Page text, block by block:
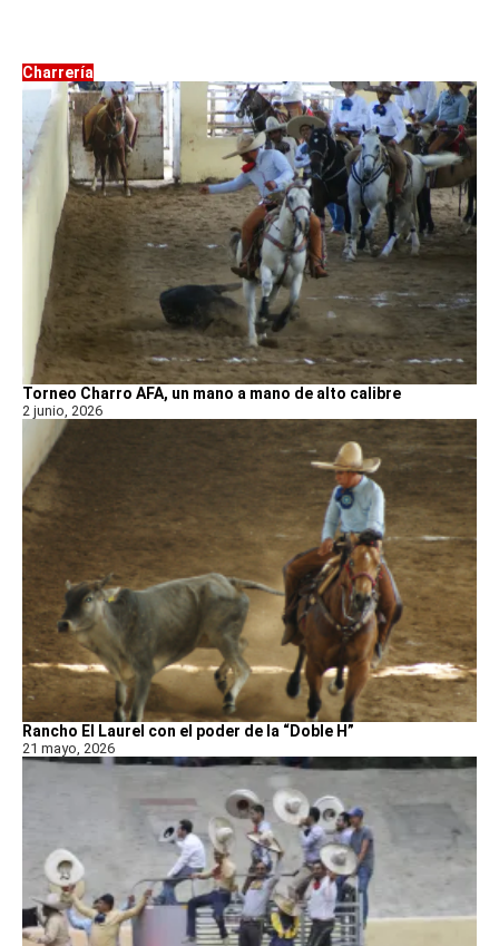
Charrería
Torneo Charro AFA, un mano a mano de alto calibre
2 junio, 2026
Rancho El Laurel con el poder de la “Doble H”
21 mayo, 2026